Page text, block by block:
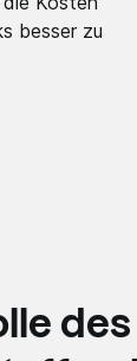
besser zu
des